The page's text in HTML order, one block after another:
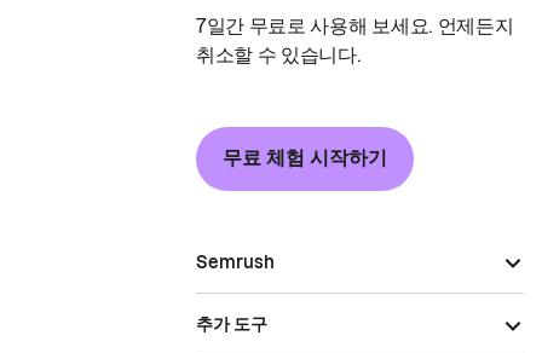
7일간 무료로 사용해 보세요. 언제든지
취소할 수 있습니다.
무료 체험 시작하기
Semrush
추가 도구